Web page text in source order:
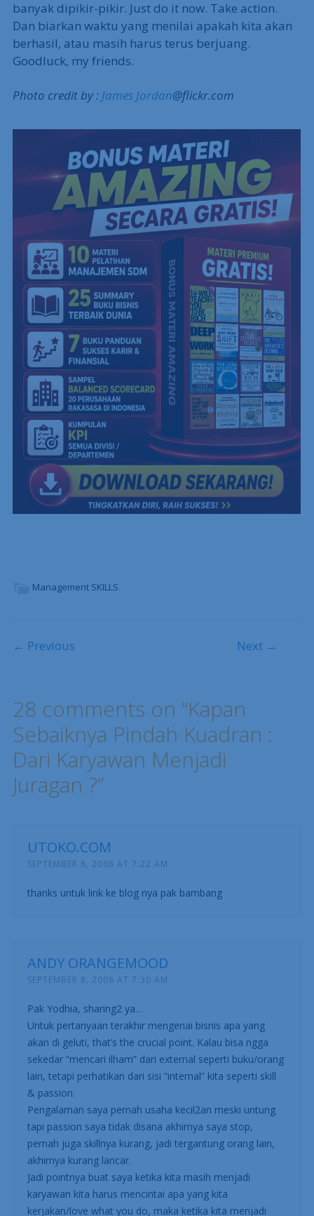
banyak dipikir-pikir. Just do it now. Take action.
Dan biarkan waktu yang menilai apakah kita akan
berhasil, atau masih harus terus berjuang.
Goodluck, my friends.
Photo credit by : James Jordan@flickr.com
Management SKILLS.
Post navigation
← Previous Next →
28 comments on “Kapan
Sebaiknya Pindah Kuadran :
Dari Karyawan Menjadi
Juragan ?”
UTOKO.COM
SEPTEMBER 8, 2008 AT 7:22 AM
thanks untuk link ke blog nya pak bambang
ANDY ORANGEMOOD
SEPTEMBER 8, 2008 AT 7:30 AM
Pak Yodhia, sharing2 ya…
Untuk pertanyaan terakhir mengenai bisnis apa yang
akan di geluti, that’s the crucial point. Kalau bisa ngga
sekedar “mencari ilham” dari external seperti buku/orang
lain, tetapi perhatikan dari sisi “internal” kita seperti skill
& passion.
Pengalaman saya pernah usaha kecil2an meski untung
tapi passion saya tidak disana akhirnya saya stop,
pernah juga skillnya kurang, jadi tergantung orang lain,
akhirnya kurang lancar.
Jadi pointnya buat saya ketika kita masih menjadi
karyawan kita harus mencintai apa yang kita
kerjakan/love what you do, maka ketika kita menjadi